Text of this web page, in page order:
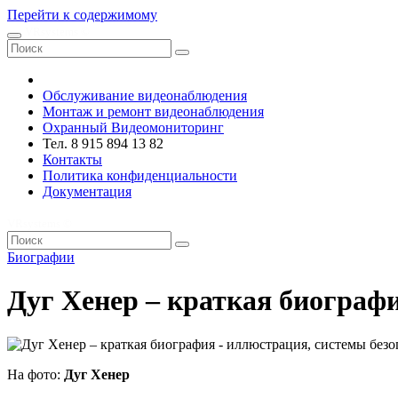
Перейти к содержимому
Обслуживание видеонаблюдения
Монтаж и ремонт видеонаблюдения
Охранный Видеомониторинг
Тел. 8 915 894 13 82
Контакты
Политика конфиденциальности
Документация
Биографии
Дуг Хенер – краткая
На фото: Дуг Хенер